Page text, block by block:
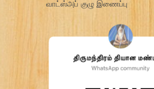
வாட்ஸ்அப் குழு இணைப்பு